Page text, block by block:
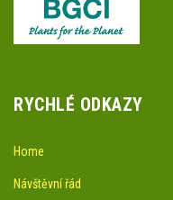
RYCHLÉ ODKAZY
Home
Návštěvní řád